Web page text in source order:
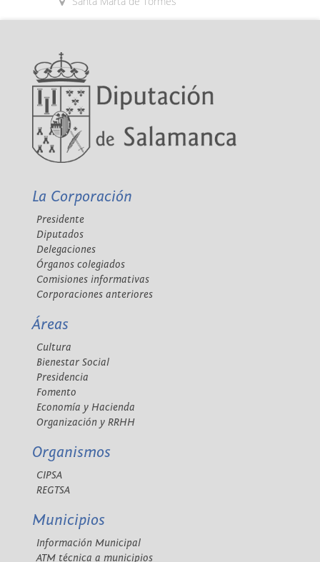
La Corporación
Presidente
Diputados
Delegaciones
Órganos colegiados
Comisiones informativas
Corporaciones anteriores
Áreas
Cultura
Bienestar Social
Presidencia
Fomento
Economía y Hacienda
Organización y RRHH
Organismos
CIPSA
REGTSA
Municipios
Información Municipal
ATM técnica a municipios